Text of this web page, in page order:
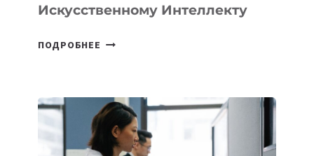
Искусственному Интеллекту
ПОДРОБНЕЕ
НОВЫЕ
ПРЕДМЕТЫ
ПО